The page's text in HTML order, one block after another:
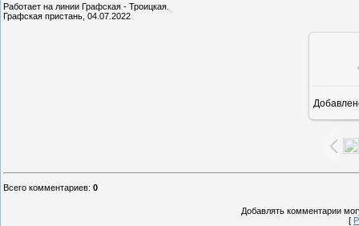
Работает на линии Графская - Троицкая.
Графская пристань, 04.07.2022
Всего комментариев: 0
Добавлять комментарии
[